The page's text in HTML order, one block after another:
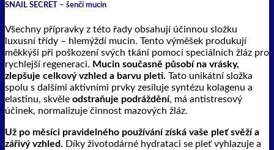
SNAIL SECRET – šenčí mucin
Všechny přípravky z této řady obsahují účinnou složku
luxusní třídy – hlemýždí mucin. Tento výměšek produkují
měkkýši při poškození svých tkání pomocí speciálních žláz pro
rychlejší regeneraci. Mucin současně působí na vrásky,
zlepšuje celkový vzhled a barvu pleti. Tato unikátní složka
spolu s dalšími aktivními prvky zesiluje syntézu kolagenu a
elastinu, skvěle odstraňuje podráždění, má antistresový
účinek, normalizuje činnost mazových žláz.
Už po měsíci pravidelného používání získá vaše pleť svěží a
zářivý vzhled. Díky životodárné hydrataci se pleť vyhlazuje a